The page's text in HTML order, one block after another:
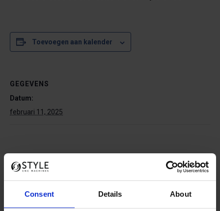
Consent Details About
Toevoegen aan kalender
GEGEVENS
Datum:
februari 11, 2025